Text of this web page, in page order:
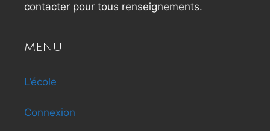
contacter pour tous renseignements.
MENU
L’école
Connexion